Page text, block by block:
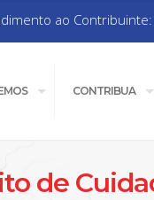
ao
CONTRIBUA
de